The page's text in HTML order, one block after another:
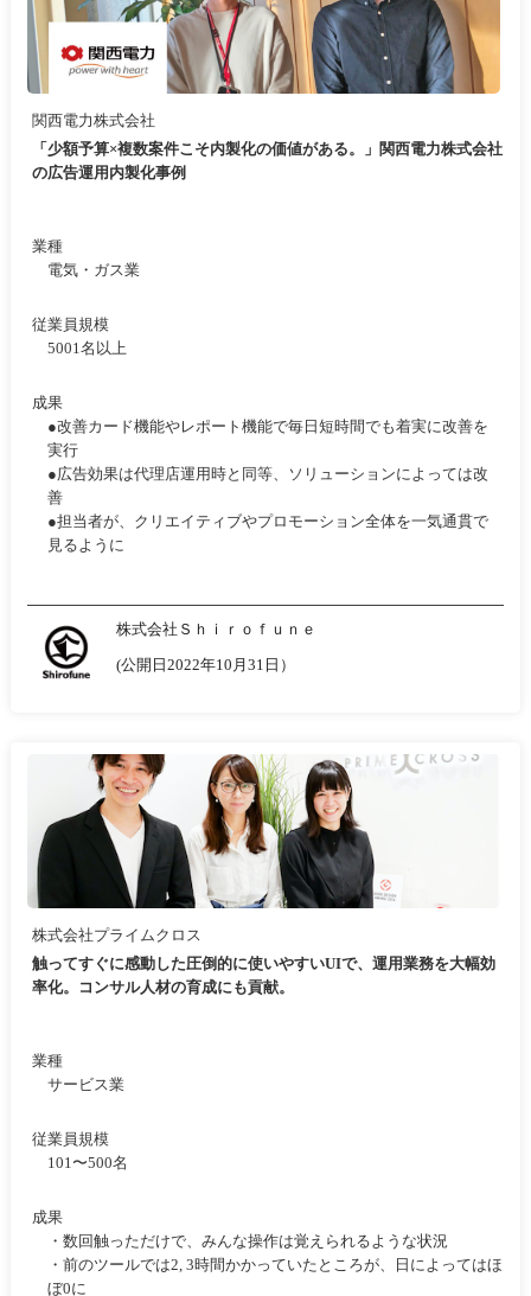
関西電力株式会社
「少額予算×複数案件こそ内製化の価値がある。」関西電力株式会社
の広告運用内製化事例
業種
電気・ガス業
従業員規模
5001名以上
成果
●改善カード機能やレポート機能で毎日短時間でも着実に改善を
実行
●広告効果は代理店運用時と同等、ソリューションによっては改
善
●担当者が、クリエイティブやプロモーション全体を一気通貫で
見るように
株式会社Ｓｈｉｒｏｆｕｎｅ
(公開日2022年10月31日）
株式会社プライムクロス
触ってすぐに感動した圧倒的に使いやすいUIで、運用業務を大幅効
率化。コンサル人材の育成にも貢献。
業種
サービス業
従業員規模
101〜500名
成果
・数回触っただけで、みんな操作は覚えられるような状況
・前のツールでは2, 3時間かかっていたところが、日によってはほ
ぼ0に